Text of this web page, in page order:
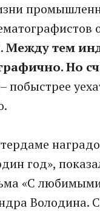
Между тем
Но
год»,
«С
Володина.